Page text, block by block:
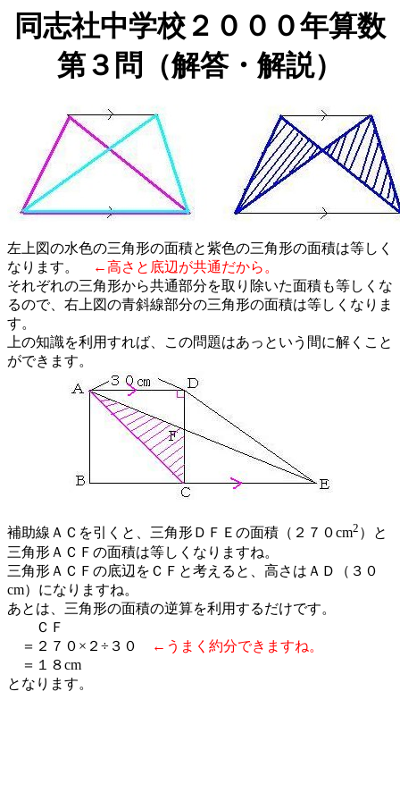
同志社中学校２０００年算数
第３問（解答・解説）
左上図の水色の三角形の面積と紫色の三角形の面積は等しく
なります。
←高さと底辺が共通だから。
それぞれの三角形から共通部分を取り除いた面積も等しくな
るので、右上図の青斜線部分の三角形の面積は等しくなりま
す。
上の知識を利用すれば、この問題はあっという間に解くこと
ができます。
補助線ＡＣを引くと、三角形ＤＦＥの面積（２７０cm2 ）と
三角形ＡＣＦの面積は等しくなりますね。
三角形ＡＣＦの底辺をＣＦと考えると、高さはＡＤ（３０
cm）になりますね。
あとは、三角形の面積の逆算を利用するだけです。
ＣＦ
＝２７０×２÷３０
←うまく約分できますね。
＝１８cm
となります。